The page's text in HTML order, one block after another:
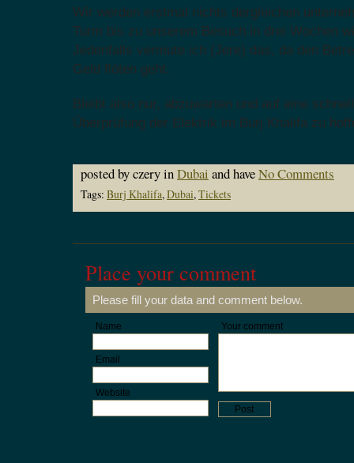
Wir werden erstmal nichts dergleichen
Turm bis zu unserem Besuch in drei Wochen
Jedenfalls vermute ich (Jere) das, da den
Geld flöten geht.
Bleibt also nur, abzuwarten und auf eine
Überprüfung der Elektrik im Burj Khalifa zu
posted by czery inDubai and haveNo Comments
Tags: Burj Khalifa,Dubai,Tickets
Place your comment
Please fill your data and comment below.
Name
Email
Website
Your comment